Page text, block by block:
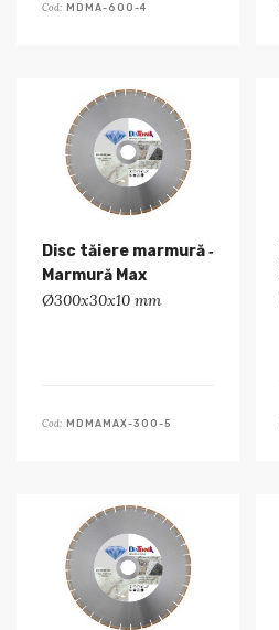
Cod: MDMA-600-4
Disc tăiere marmură ‑
Marmură Max
Ø300x30x10 mm
Cod: MDMAMAX-300-5